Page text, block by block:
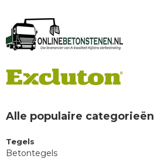
Alle populaire categorieën
Tegels
Betontegels